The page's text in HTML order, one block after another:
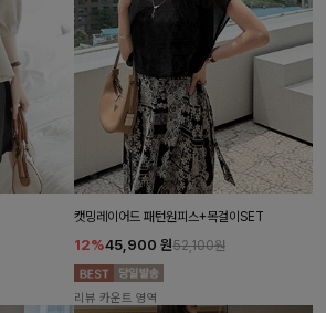
캣밍레이어드 패턴원피스+목걸이SET
12%45,900 원52,100원
리뷰 카운트 영역